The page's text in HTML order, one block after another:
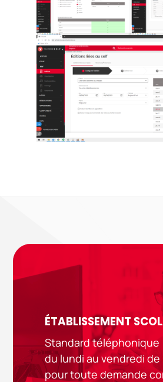
ÉTABLISSEMENT
Standard téléphonique
du lundi au vendredi de
pour toute demande